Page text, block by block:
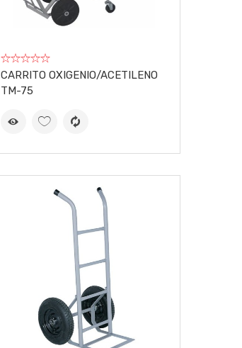
CARRITO OXIGENIO/ACETILENO
TM-75